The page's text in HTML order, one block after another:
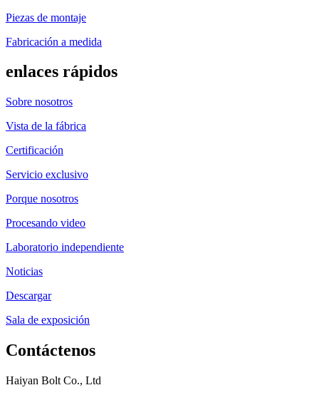
Piezas de montaje
Fabricación a medida
enlaces rápidos
Sobre nosotros
Vista de la fábrica
Certificación
Servicio exclusivo
Porque nosotros
Procesando video
Laboratorio independiente
Noticias
Descargar
Sala de exposición
Contáctenos
Haiyan Bolt Co., Ltd